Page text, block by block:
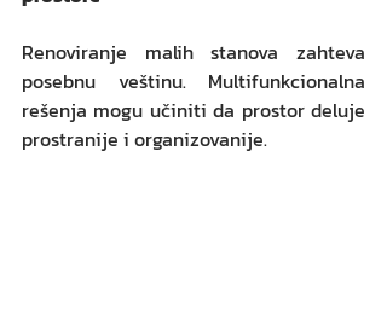
Renoviranje malih stanova zahteva
posebnu veštinu. Multifunkcionalna
rešenja mogu učiniti da prostor deluje
prostranije i organizovanije.